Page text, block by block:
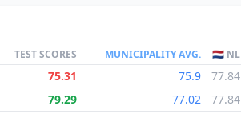
TEST SCORES MUNICIPALITY AVG. 🇳🇱 NL
75.31 75.9
77.84
79.29 77.02
77.84